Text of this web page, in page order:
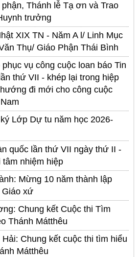
Thánh lễ Tạ ơn và Trao
trưởng
XIX TN - Năm A l/ Linh Mục
Thụ/ Giáo Phận Thái Bình
vụ công cuộc loan báo Tin
thứ VII - khép lại trong hiệp
đi mới cho công cuộc
Lớp Dự tu năm học 2026-
quốc lần thứ VII ngày thứ II -
tâm nhiệm hiệp
Mừng 10 năm thành lập
Giáo xứ
Chung kết Cuộc thi Tìm
Thánh Mátthêu
Chung kết cuộc thi tìm hiểu
Mátthêu